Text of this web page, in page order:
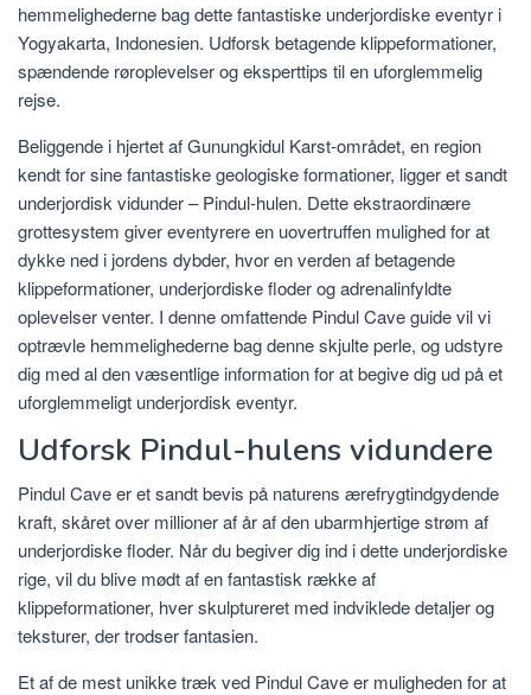
hemmelighederne bag dette fantastiske underjordiske eventyr i
Yogyakarta, Indonesien. Udforsk betagende klippeformationer,
spændende røroplevelser og eksperttips til en uforglemmelig
rejse.
Beliggende i hjertet af Gunungkidul Karst-området, en region
kendt for sine fantastiske geologiske formationer, ligger et sandt
underjordisk vidunder – Pindul-hulen. Dette ekstraordinære
grottesystem giver eventyrere en uovertruffen mulighed for at
dykke ned i jordens dybder, hvor en verden af ​​betagende
klippeformationer, underjordiske floder og adrenalinfyldte
oplevelser venter. I denne omfattende Pindul Cave guide vil vi
optrævle hemmelighederne bag denne skjulte perle, og udstyre
dig med al den væsentlige information for at begive dig ud på et
uforglemmeligt underjordisk eventyr.
Udforsk Pindul-hulens vidundere
Pindul Cave er et sandt bevis på naturens ærefrygtindgydende
kraft, skåret over millioner af år af den ubarmhjertige strøm af
underjordiske floder. Når du begiver dig ind i dette underjordiske
rige, vil du blive mødt af en fantastisk række af
klippeformationer, hver skulptureret med indviklede detaljer og
teksturer, der trodser fantasien.
Et af de mest unikke træk ved Pindul Cave er muligheden for at